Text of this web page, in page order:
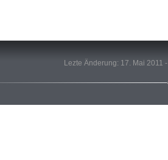
Lezte Änderung: 17. Mai 2011 -